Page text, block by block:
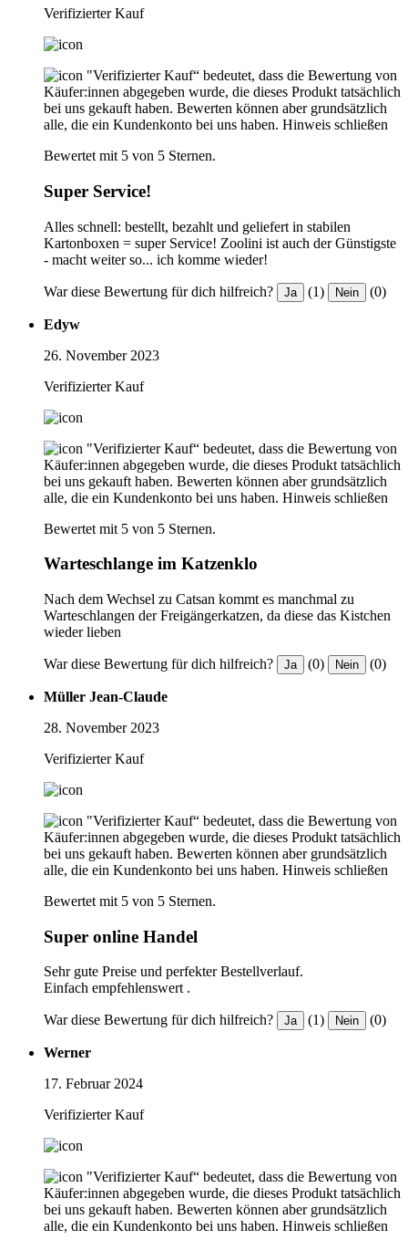
Verifizierter Kauf
"Verifizierter Kauf“ bedeutet, dass die Bewertung von
Käufer:innen abgegeben wurde, die dieses Produkt tatsächlich
bei uns gekauft haben. Bewerten können aber grundsätzlich
alle, die ein Kundenkonto bei uns haben. Hinweis schließen
Bewertet mit 5 von 5 Sternen.
Super Service!
Alles schnell: bestellt, bezahlt und geliefert in stabilen
Kartonboxen = super Service! Zoolini ist auch der Günstigste
- macht weiter so... ich komme wieder!
War diese Bewertung für dich hilfreich? Ja (1) Nein (0)
Edyw
26. November 2023
Verifizierter Kauf
"Verifizierter Kauf“ bedeutet, dass die Bewertung von
Käufer:innen abgegeben wurde, die dieses Produkt tatsächlich
bei uns gekauft haben. Bewerten können aber grundsätzlich
alle, die ein Kundenkonto bei uns haben. Hinweis schließen
Bewertet mit 5 von 5 Sternen.
Warteschlange im Katzenklo
Nach dem Wechsel zu Catsan kommt es manchmal zu
Warteschlangen der Freigängerkatzen, da diese das Kistchen
wieder lieben
War diese Bewertung für dich hilfreich? Ja (0) Nein (0)
Müller Jean-Claude
28. November 2023
Verifizierter Kauf
"Verifizierter Kauf“ bedeutet, dass die Bewertung von
Käufer:innen abgegeben wurde, die dieses Produkt tatsächlich
bei uns gekauft haben. Bewerten können aber grundsätzlich
alle, die ein Kundenkonto bei uns haben. Hinweis schließen
Bewertet mit 5 von 5 Sternen.
Super online Handel
Sehr gute Preise und perfekter Bestellverlauf.
Einfach empfehlenswert .
War diese Bewertung für dich hilfreich? Ja (1) Nein (0)
Werner
17. Februar 2024
Verifizierter Kauf
"Verifizierter Kauf“ bedeutet, dass die Bewertung von
Käufer:innen abgegeben wurde, die dieses Produkt tatsächlich
bei uns gekauft haben. Bewerten können aber grundsätzlich
alle, die ein Kundenkonto bei uns haben. Hinweis schließen